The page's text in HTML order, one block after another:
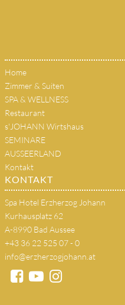
Home
Zimmer & Suiten
SPA & WELLNESS
Restaurant
s'JOHANN Wirtshaus
SEMINARE
AUSSEERLAND
Kontakt
KONTAKT
Spa Hotel Erzherzog Johann
Kurhausplatz 62
A-8990 Bad Aussee
+43 36 22 525 07 - 0
info@erzherzogjohann.at